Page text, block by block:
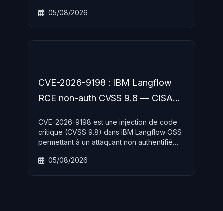
Déni de service et contournement de
05/08/2026
CVE-2026-9198 : IBM Langflow
RCE non-auth CVSS 9.8 — CISA
CVE-2026-9198 est une injection de code
critique (CVSS 9.8) dans IBM Langflow OSS
permettant à un attaquant non authentifié
endpoints API chaînés. Ajoutée au catalogue
05/08/2026